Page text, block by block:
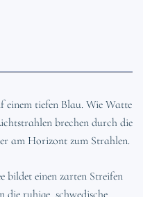
tiefen Blau. Wie Watte
brechen durch die
am Horizont zum Strahlen.
bildet einen zarten Streifen